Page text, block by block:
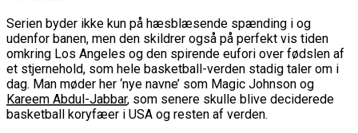
Serien byder ikke kun på hæsblæsende spænding i og
udenfor banen, men den skildrer også på perfekt vis tiden
omkring Los Angeles og den spirende eufori over fødslen af
et stjernehold, som hele basketball-verden stadig taler om i
dag. Man møder her ‘nye navne’ som Magic Johnson og
Kareem Abdul-Jabbar, som senere skulle blive deciderede
basketball koryfæer i USA og resten af verden.